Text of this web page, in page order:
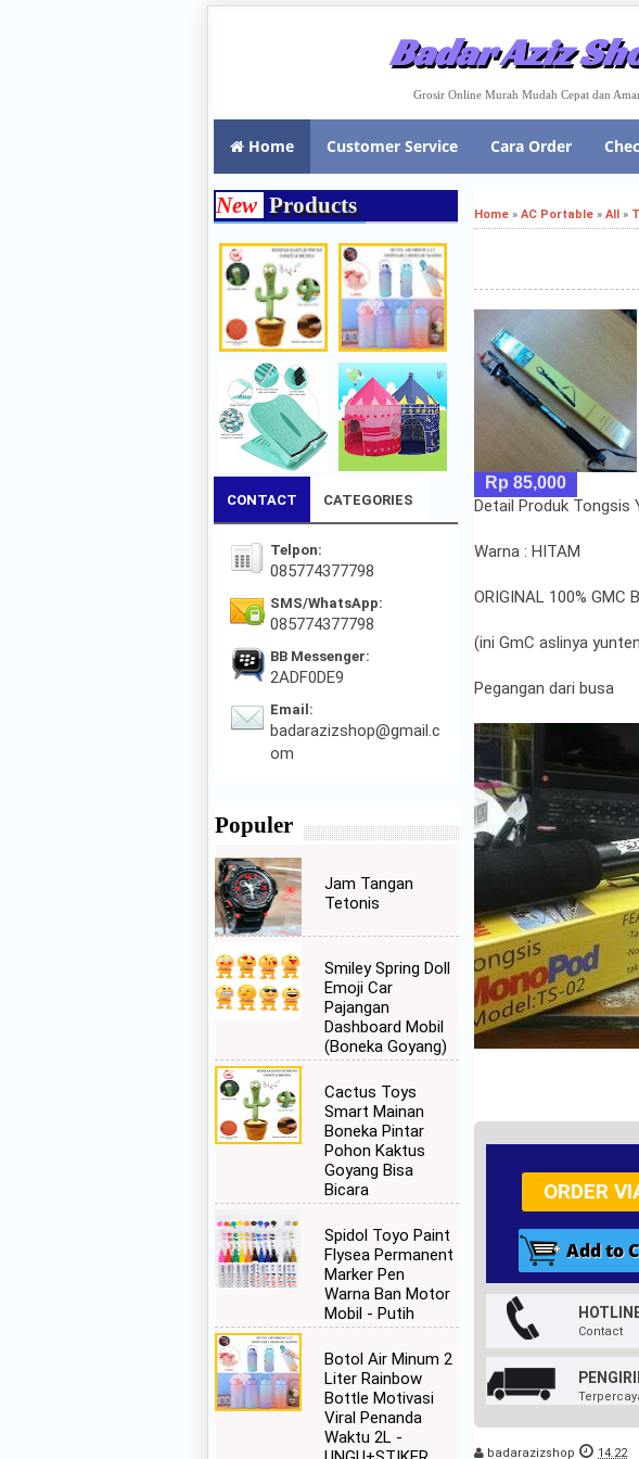
Badar Aziz
Grosir Online Murah Mudah Cepat dan
Home Customer Service Cara Order
Home » AC Portable » All »
Rp 85,000
Detail Produk Tongsis
Warna : HITAM
ORIGINAL 100% GMC
(ini GmC aslinya
Pegangan dari busa
ORDER
Contact
badarazizshop 14.22
New Products
CONTACT CATEGORIES
Telpon:
085774377798
SMS/WhatsApp:
085774377798
BB Messenger:
2ADF0DE9
Email:
badarazizshop@gmail.c
om
Populer
Jam Tangan
Tetonis
Smiley Spring Doll
Emoji Car
Pajangan
Dashboard Mobil
(Boneka Goyang)
Cactus Toys
Smart Mainan
Boneka Pintar
Pohon Kaktus
Goyang Bisa
Bicara
Spidol Toyo Paint
Flysea Permanent
Marker Pen
Warna Ban Motor
Mobil - Putih
Botol Air Minum 2
Liter Rainbow
Bottle Motivasi
Viral Penanda
Waktu 2L -